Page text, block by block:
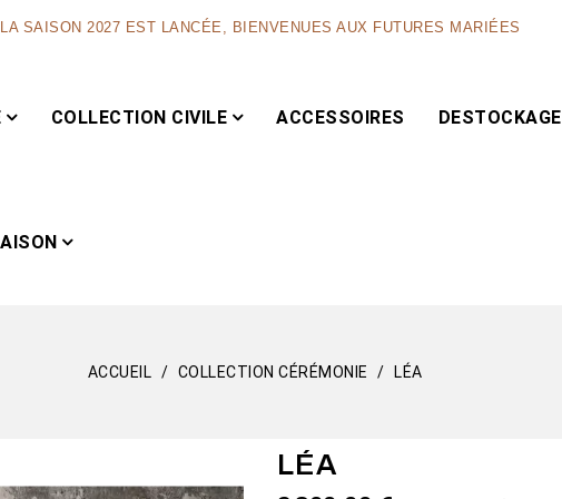
LA SAISON 2027 EST LANCÉE, BIENVENUES AUX FUTURES MARIÉES
COLLECTION CIVILE ACCESSOIRES DESTOCKAGE
ACCUEIL COLLECTION CÉRÉMONIE LÉA
LÉA